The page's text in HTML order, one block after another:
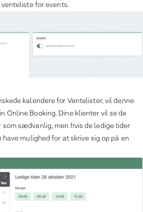
for events.
kalendere for Ventelister, vil denne
Online Booking. Dine klienter vil se de
sædvanlig, men hvis de ledige tider
have mulighed for at skrive sig op på en